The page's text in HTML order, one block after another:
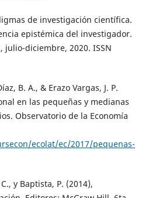
de investigación científica.
epistémica del investigador.
julio-diciembre, 2020. ISSN
B. A., & Erazo Vargas, J. P.
en las pequeñas y medianas
Observatorio de la Economía
ecolat/ec/2017/pequenas-
y Baptista, P. (2014),